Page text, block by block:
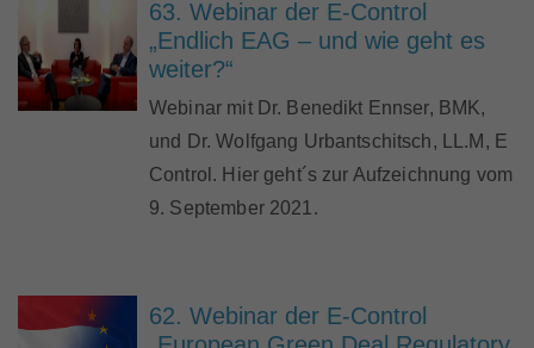
63. Webinar der E-Control
„Endlich EAG – und wie geht es
weiter?“
Webinar mit Dr. Benedikt Ennser, BMK,
und Dr. Wolfgang Urbantschitsch, LL.M, E
Control. Hier geht´s zur Aufzeichnung vom
9. September 2021.
62. Webinar der E-Control